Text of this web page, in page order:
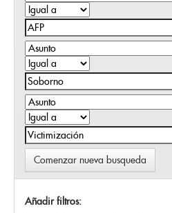
Comenzar nueva busqueda
Añadir filtros: